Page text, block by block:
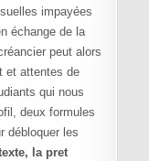
impayées
échange de la
peut alors
et attentes de
qui nous
deux formules
débloquer les
la pret